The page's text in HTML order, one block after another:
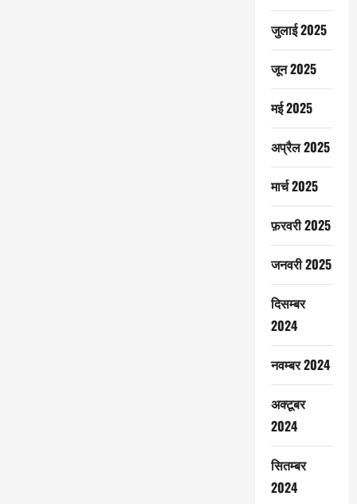
जुलाई 2025
जून 2025
मई 2025
अप्रैल 2025
मार्च 2025
फ़रवरी 2025
जनवरी 2025
दिसम्बर
2024
नवम्बर 2024
अक्टूबर
2024
सितम्बर
2024